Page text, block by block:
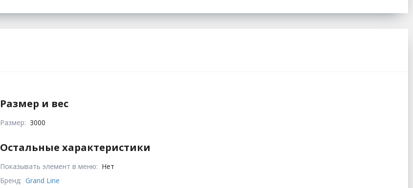
Размер и вес
Размер: 3000
Остальные характеристики
Показывать элемент в меню: Нет
Бренд: Grand Line